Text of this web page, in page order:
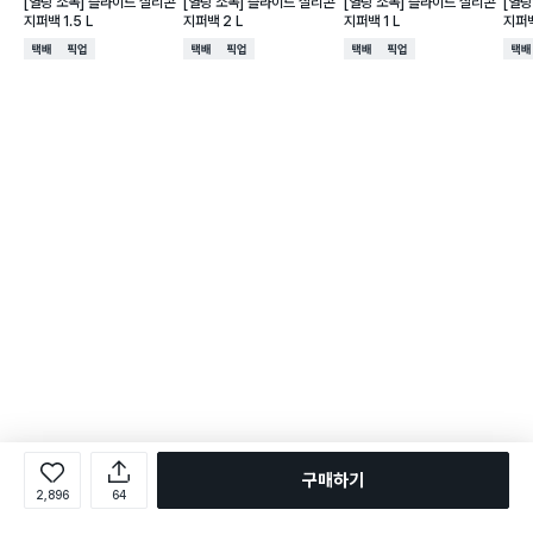
지퍼백 1.5 L
택배배송매장픽업
지퍼백 2 L
택배배송매장픽업
지퍼백 1 L
택배배송매장픽업
지
택배
2,896 64
구매하기